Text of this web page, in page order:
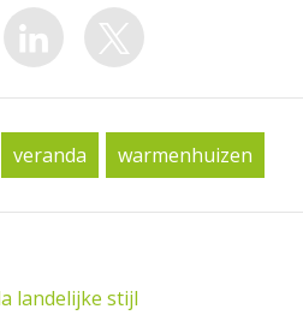
veranda warmenhuizen
landelijke stijl